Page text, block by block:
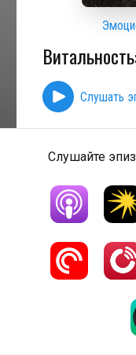
Слушать
Слушайте